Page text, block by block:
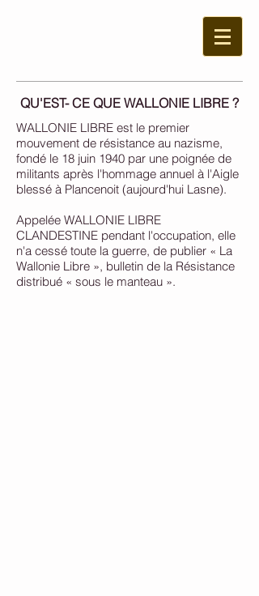
QU'EST- CE QUE WALLONIE LIBRE ?
WALLONIE LIBRE est le premier
mouvement de résistance au nazisme,
fondé le 18 juin 1940 par une poignée de
militants après l'hommage annuel à l'Aigle
blessé à Plancenoit (aujourd'hui Lasne).
Appelée WALLONIE LIBRE
CLANDESTINE pendant l'occupation, elle
n'a cessé toute la guerre, de publier « La
Wallonie Libre », bulletin de la Résistance
distribué « sous le manteau ».